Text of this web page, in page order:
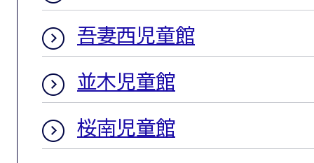
吾妻西児童館
並木児童館
桜南児童館